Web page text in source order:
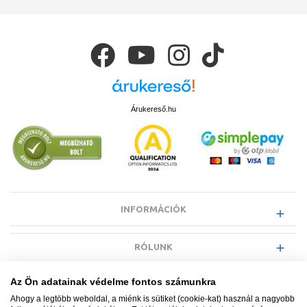
Árukereső.hu
INFORMÁCIÓK
RÓLUNK
EGYÉB INFORMÁCIÓK
Az Ön adatainak védelme fontos számunkra
Ahogy a legtöbb weboldal, a miénk is sütiket (cookie-kat) használ a nagyobb